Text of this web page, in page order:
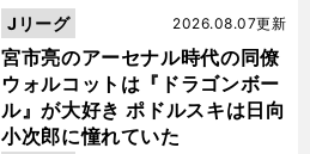
宮市亮のアーセナル時代の同僚
ウォルコットは『ドラゴンボー
ル』が大好き ポドルスキは日向
小次郎に憧れていた
2026.08.07更新
Jリーグ